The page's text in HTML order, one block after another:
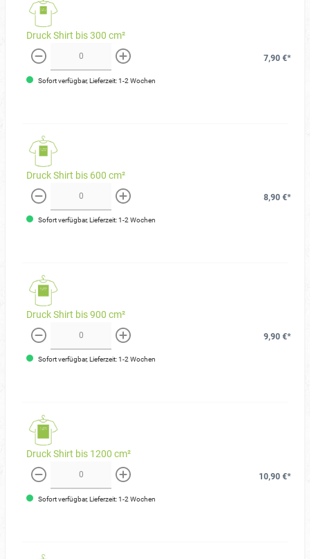
Druck Shirt bis 300 cm²
weniger mehr
7,90 €*
Sofort verfügbar, Lieferzeit: 1-2 Wochen
Druck Shirt bis 600 cm²
weniger mehr
8,90 €*
Sofort verfügbar, Lieferzeit: 1-2 Wochen
Druck Shirt bis 900 cm²
weniger mehr
9,90 €*
Sofort verfügbar, Lieferzeit: 1-2 Wochen
Druck Shirt bis 1200 cm²
weniger mehr
10,90 €*
Sofort verfügbar, Lieferzeit: 1-2 Wochen